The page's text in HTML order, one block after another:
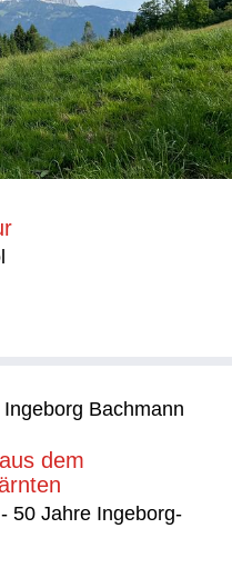
Bachmann
dem
50 Jahre Ingeborg-